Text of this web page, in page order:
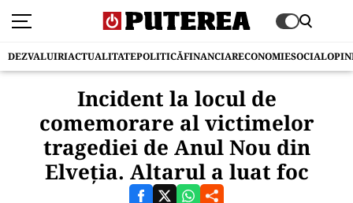
DEZVALUIRIACTUALITATEPOLITICĂFINANCIARECONOMIESOCIAL
Incident la locul de
comemorare al victimelor
tragediei de Anul Nou din
Elveția. Altarul a luat foc